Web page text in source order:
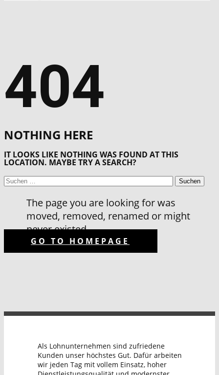
404
NOTHING HERE
IT LOOKS LIKE NOTHING WAS FOUND AT THIS
LOCATION. MAYBE TRY A SEARCH?
SUCHEN
NACH:
The page you are looking for was
moved, removed, renamed or might
never existed
GO TO HOMEPAGE
Als Lohnunternehmen sind zufriedene
Kunden unser höchstes Gut. Dafür arbeiten
wir jeden Tag mit vollem Einsatz, hoher